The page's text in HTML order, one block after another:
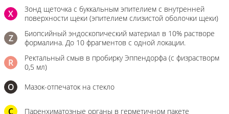
X
Зонд щеточка с буккальным эпителием с внутренней
поверхности щеки (эпителием слизистой оболочки щеки)
Z
Биопсийный эндоскопический материал в 10% растворе
формалина. До 10 фрагментов с одной локации.
R
Ректальный смыв в пробирку Эппендорфа (с физрастворм
0,5 мл)
О Мазок-отпечаток на стекло
C Паренхиматозные органы в герметичном пакете